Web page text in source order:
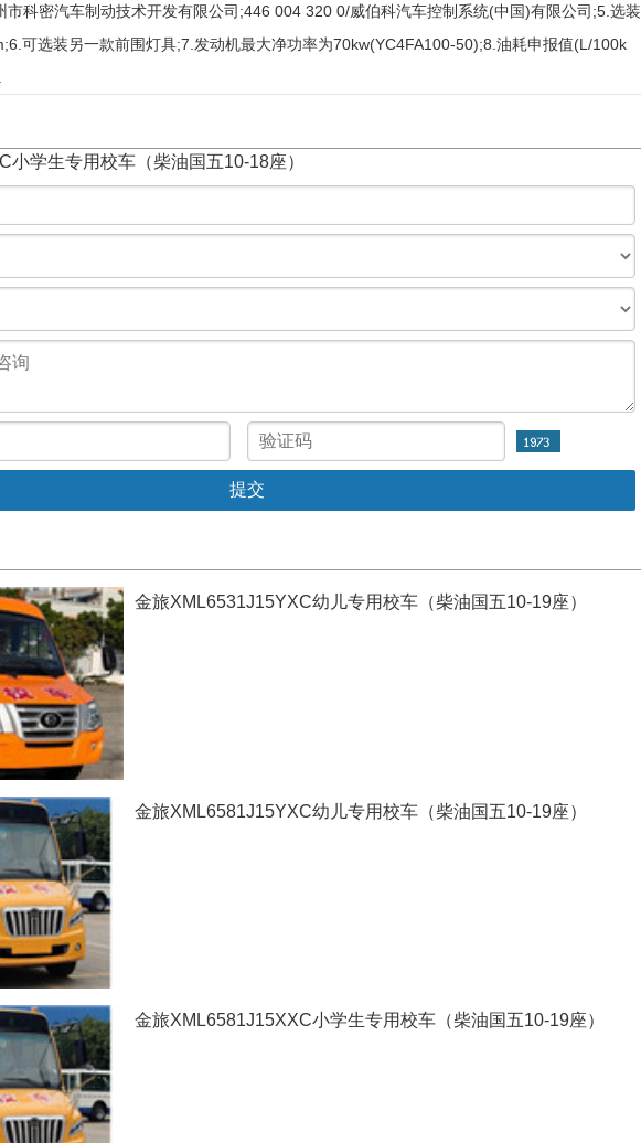
市科密汽车制动技术开发有限公司;446 004 320 0/威伯科汽车控制系统(中国)有限公司;5.选装
可选装另一款前围灯具;7.发动机最大净功率为70kw(YC4FA100-50);8.油耗申报值(L/100k
小学生专用校车（柴油国五10-18座）
金旅XML6531J15YXC幼儿专用校车（柴油国五10-19座）
金旅XML6581J15YXC幼儿专用校车（柴油国五10-19座）
金旅XML6581J15XXC小学生专用校车（柴油国五10-19座）